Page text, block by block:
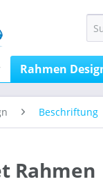
Rahmen
Beschriftung